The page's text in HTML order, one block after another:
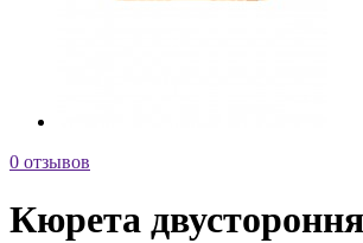
0 отзывов
Кюрета